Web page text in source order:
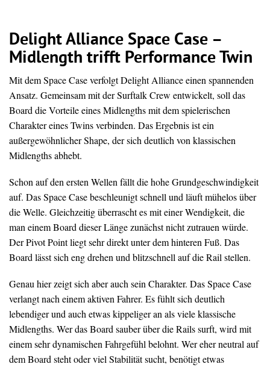
Delight Alliance Space Case –
Midlength trifft Performance Twin
Mit dem Space Case verfolgt Delight Alliance einen spannenden
Ansatz. Gemeinsam mit der Surftalk Crew entwickelt, soll das
Board die Vorteile eines Midlengths mit dem spielerischen
Charakter eines Twins verbinden. Das Ergebnis ist ein
außergewöhnlicher Shape, der sich deutlich von klassischen
Midlengths abhebt.
Schon auf den ersten Wellen fällt die hohe Grundgeschwindigkeit
auf. Das Space Case beschleunigt schnell und läuft mühelos über
die Welle. Gleichzeitig überrascht es mit einer Wendigkeit, die
man einem Board dieser Länge zunächst nicht zutrauen würde.
Der Pivot Point liegt sehr direkt unter dem hinteren Fuß. Das
Board lässt sich eng drehen und blitzschnell auf die Rail stellen.
Genau hier zeigt sich aber auch sein Charakter. Das Space Case
verlangt nach einem aktiven Fahrer. Es fühlt sich deutlich
lebendiger und auch etwas kippeliger an als viele klassische
Midlengths. Wer das Board sauber über die Rails surft, wird mit
einem sehr dynamischen Fahrgefühl belohnt. Wer eher neutral auf
dem Board steht oder viel Stabilität sucht, benötigt etwas